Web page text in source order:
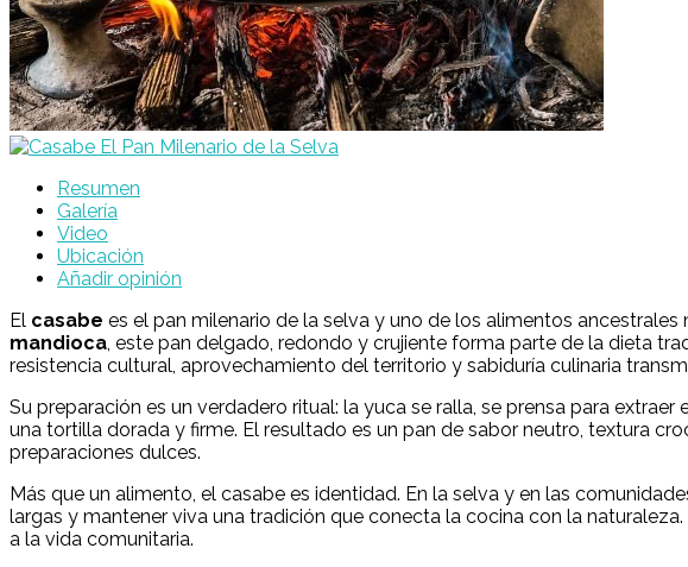
Resumen
Galería
Video
Ubicación
Añadir opinión
El casabe es el pan milenario de la selva y uno de los alimentos
mandioca, este pan delgado, redondo y crujiente forma parte de la dieta
resistencia cultural, aprovechamiento del territorio y sabiduría culinaria
Su preparación es un verdadero ritual: la yuca se ralla, se prensa para
una tortilla dorada y firme. El resultado es un pan de sabor neutro, textura
preparaciones dulces.
Más que un alimento, el casabe es identidad. En la selva y en las
largas y mantener viva una tradición que conecta la cocina con la
a la vida comunitaria.